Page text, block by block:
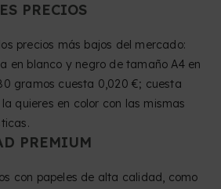
PRECIOS
precios más bajos del mercado:
en blanco y negro de tamaño A4 en
gramos cuesta 0,020 €; cuesta
quieres en color con las mismas
PREMIUM
con papeles de alta calidad, como